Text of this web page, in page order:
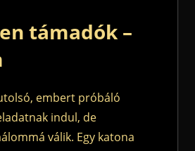
támadók –
embert próbáló
indul, de
válik. Egy katona